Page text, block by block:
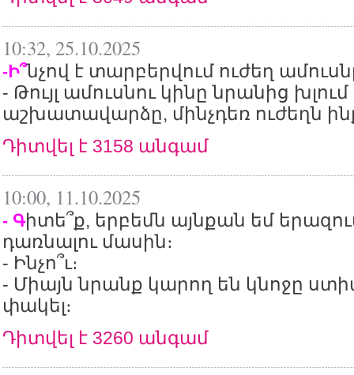
10:32, 25.10.2025
-Ի՞նչով է տարբերվում ուժեղ
- Թույլ ամուսնու կինը նրանից խլում
աշխատավարձը, մինչդեռ ուժեղն
Դիտվել է 3158 անգամ
10:00, 11.10.2025
- Գիտե՞ք, երբեմն այնքան եմ
դառնալու մասին։
- Ինչո՞ւ։
- Միայն նրանք կարող են կնոջը
փակել։
Դիտվել է 3260 անգամ